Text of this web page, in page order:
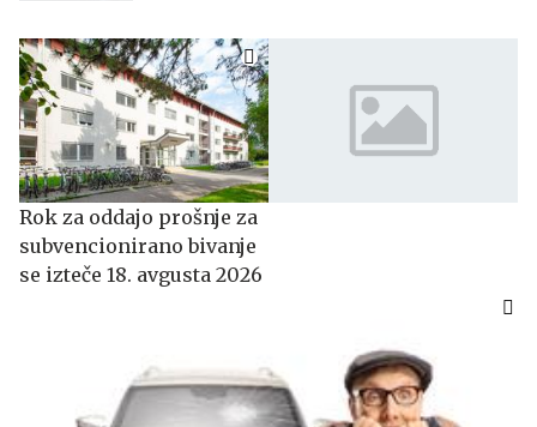
​​​​​​​Rok za oddajo prošnje za
subvencionirano bivanje
se izteče 18. avgusta 2026